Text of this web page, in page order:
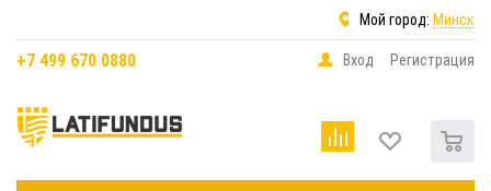
Мой город: Минск
+7 499 670 0880 Вход Регистрация